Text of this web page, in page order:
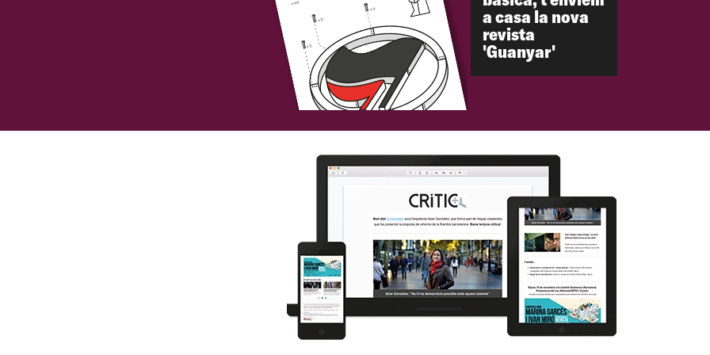
a casa la nova
revista
'Guanyar'